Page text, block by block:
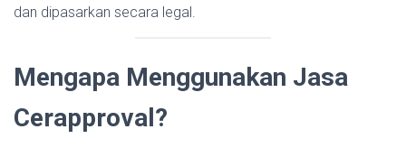
dan dipasarkan secara legal.
Mengapa Menggunakan Jasa
Cerapproval?